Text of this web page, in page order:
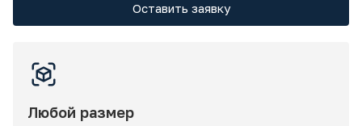
Оставить заявку
Любой размер